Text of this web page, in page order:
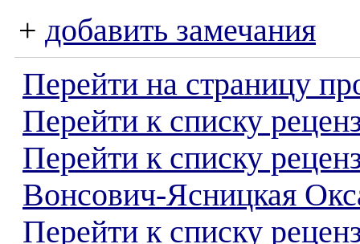
+ добавить замечания
Перейти на страницу
Перейти к списку
Перейти к списку
Вонсович-Ясницкая
Перейти к списку